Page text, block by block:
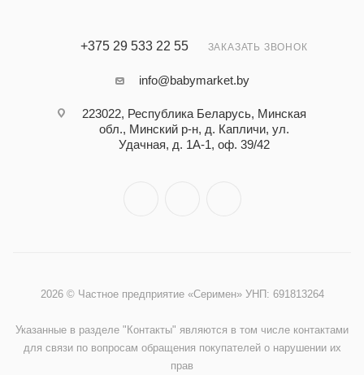
+375 29 533 22 55 ЗАКАЗАТЬ ЗВОНОК
info@babymarket.by
223022, Республика Беларусь, Минская
обл., Минский р-н, д. Капличи, ул.
Удачная, д. 1А-1, оф. 39/42
2026 © Частное предприятие «Серимен» УНП: 691813264
Указанные в разделе "Контакты" являются в том числе контактами
для связи по вопросам обращения покупателей о нарушении их
прав